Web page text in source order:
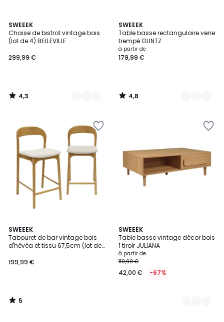
SWEEEK
Chaise de bistrot vintage bois
(lot de 4) BELLEVILLE
299,99 €
4,3
/ 5
5
Couleurs
4,3
/
SWEEEK
Table basse rectangulaire verre
trempé GLINTZ
à partir de
179,99 €
4,8
/ 5
3
Couleurs
4,8
/
SWEEEK
Tabouret de bar vintage bois
d'hévéa et tissu 67,5cm (lot de
199,99 €
5
/
5
5
/
SWEEEK
Table basse vintage décor bois
1 tiroir JULIANA
à partir de
119,99 €
42,00 € -67%
2
Couleurs